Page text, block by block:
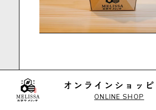
ONLINE SHOP
おさつチップス（プレ